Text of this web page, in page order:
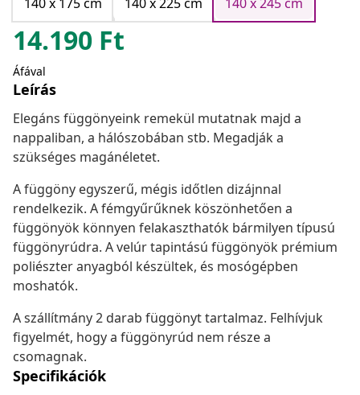
14.190 Ft
Áfával
Leírás
Elegáns függönyeink remekül mutatnak majd a
nappaliban, a hálószobában stb. Megadják a
szükséges magánéletet.
A függöny egyszerű, mégis időtlen dizájnnal
rendelkezik. A fémgyűrűknek köszönhetően a
függönyök könnyen felakaszthatók bármilyen típusú
függönyrúdra. A velúr tapintású függönyök prémium
poliészter anyagból készültek, és mosógépben
moshatók.
A szállítmány 2 darab függönyt tartalmaz. Felhívjuk
figyelmét, hogy a függönyrúd nem része a
csomagnak.
Specifikációk